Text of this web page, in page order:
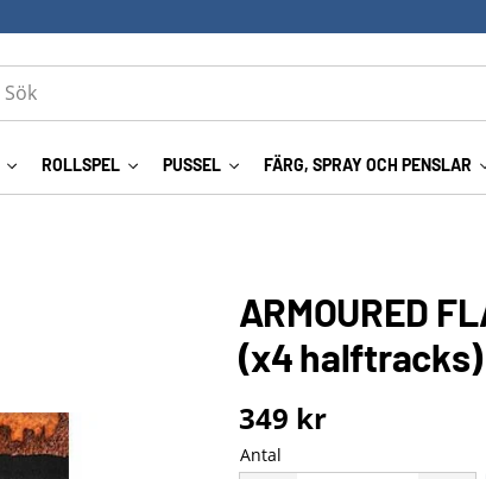
ROLLSPEL PUSSEL FÄRG, SPRAY OCH PENSLAR
ARMOURED
(x4 halftracks)
349 kr
Antal